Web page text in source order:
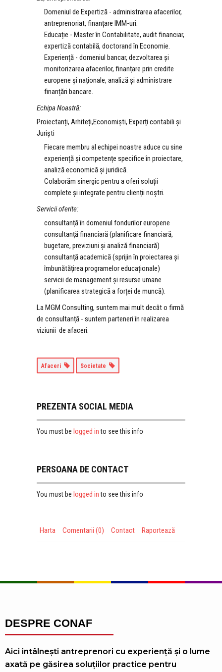
Domeniul de Expertiză - administrarea afacerilor,
antreprenoriat, finanțare IMM-uri.
Educație - Master în Contabilitate, audit financiar,
expertiză contabilă, doctorand în Economie.
Experiență - domeniul bancar, dezvoltarea și
monitorizarea afacerilor, finanțare prin credite
europene și naționale, analiză și administrare
finanțări bancare.
Echipa Noastră:
Proiectanți, Arhiteți,Economiști, Experți contabili și
Juriști
Fiecare membru al echipei noastre aduce cu sine
experiență și competențe specifice în proiectare,
analiză economică și juridică.
Colaborăm sinergic pentru a oferi soluții
complete și integrate pentru clienții noștri.
Servicii oferite:
consultanță în domeniul fondurilor europene
consultanță financiară (planificare financiară,
bugetare, previziuni și analiză financiară)
consultanță academică (sprijin în proiectarea și
îmbunătățirea programelor educaționale)
servicii de management și resurse umane
(planificarea strategică a forței de muncă).
La MGM Consulting, suntem mai mult decât o firmă
de consultanță - suntem parteneri în realizarea
viziunii de afaceri.
Afaceri Societate
PREZENTA SOCIAL MEDIA
You must be logged into see this info
PERSOANA DE CONTACT
You must be logged into see this info
Harta Comentarii (0) Contact Raportează
DESPRE CONAF
Aici intâlnești antreprenori cu experiență și o lume
axată pe găsirea soluțiilor practice pentru